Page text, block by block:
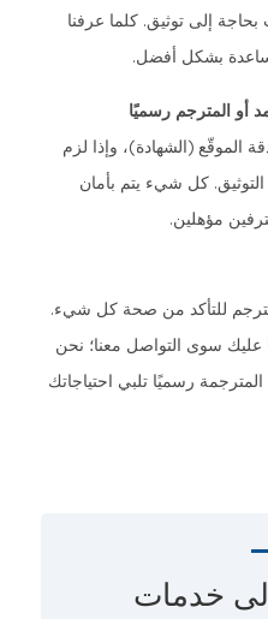
بحاجة إلى توثيق. كلما عرفنا
بشكل أفضل.
أو المترجم رسميًا
الموقّع (الشهادة)، وإذا لزم
التوثيق. كل شيء يتم بأمان
مؤهلين.
للتأكد من صحة كل شيء.
عليك سوى التواصل معنا؛ نحن
رسميًا تلبي احتياجاتك
خدمات